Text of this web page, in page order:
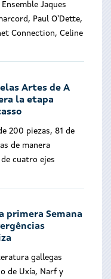
Jaques
Paul O'Dette,
Connection, Celine
Artes de A
la etapa
200 piezas, 81 de
de manera
cuatro ejes
primera Semana
gallegas
de Uxía, Narf y